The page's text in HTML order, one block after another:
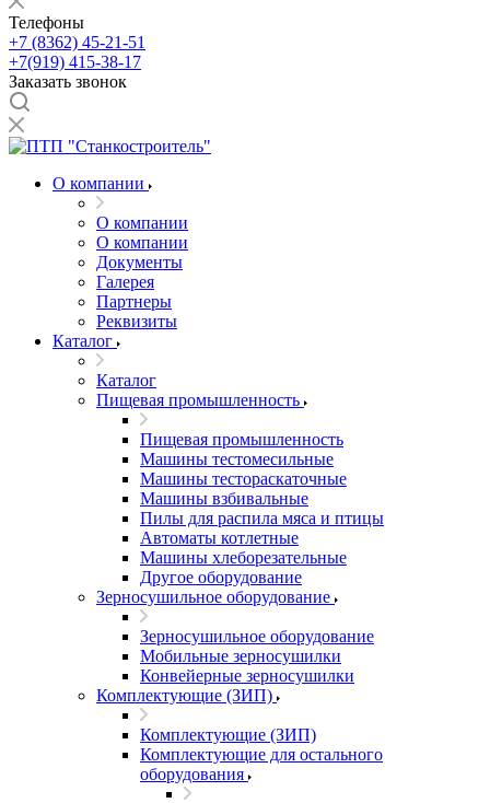
Телефоны
+7 (8362) 45-21-51
+7(919) 415-38-17
Заказать звонок
О компании
О компании
О компании
Документы
Галерея
Партнеры
Реквизиты
Каталог
Каталог
Пищевая промышленность
Пищевая промышленность
Машины тестомесильные
Машины тестораскаточные
Машины взбивальные
Пилы для распила мяса и птицы
Автоматы котлетные
Машины хлеборезательные
Другое оборудование
Зерносушильное оборудование
Зерносушильное оборудование
Мобильные зерносушилки
Конвейерные зерносушилки
Комплектующие (ЗИП)
Комплектующие (ЗИП)
Комплектующие для остального
оборудования